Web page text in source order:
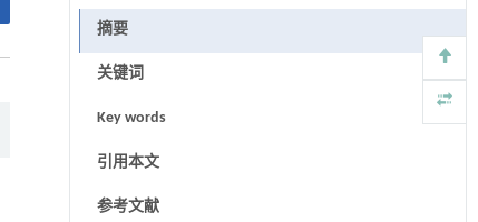
摘要
关键词
Key words
引用本文
参考文献